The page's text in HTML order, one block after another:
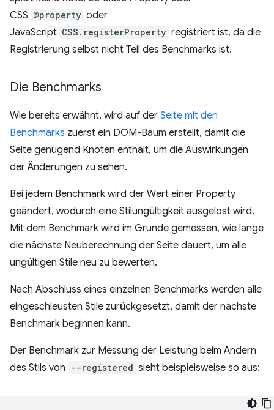
CSS @property oder
JavaScript CSS.registerProperty registriert ist, da die
Registrierung selbst nicht Teil des Benchmarks ist.
Die Benchmarks
Wie bereits erwähnt, wird auf der Seite mit den
Benchmarks zuerst ein DOM-Baum erstellt, damit die
Seite genügend Knoten enthält, um die Auswirkungen
der Änderungen zu sehen.
Bei jedem Benchmark wird der Wert einer Property
geändert, wodurch eine Stilungültigkeit ausgelöst wird.
Mit dem Benchmark wird im Grunde gemessen, wie lange
die nächste Neuberechnung der Seite dauert, um alle
ungültigen Stile neu zu bewerten.
Nach Abschluss eines einzelnen Benchmarks werden alle
eingeschleusten Stile zurückgesetzt, damit der nächste
Benchmark beginnen kann.
Der Benchmark zur Messung der Leistung beim Ändern
des Stils von --registered sieht beispielsweise so aus: